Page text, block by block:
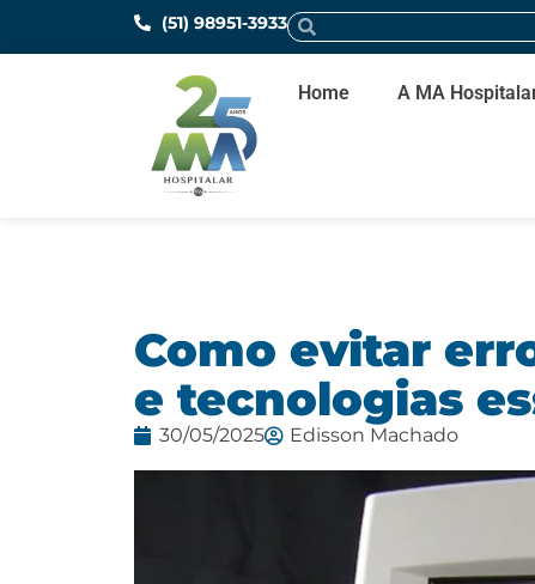
(51) 98951-3933
Home A MA
Como evitar
e tecnologias
30/05/2025 Edisson Machado